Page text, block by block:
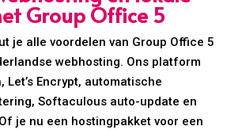
Group Office 5
je alle voordelen van Group Office 5
webhosting. Ons platform
Encrypt, automatische
Softaculous auto-update en
je nu een hostingpakket voor een